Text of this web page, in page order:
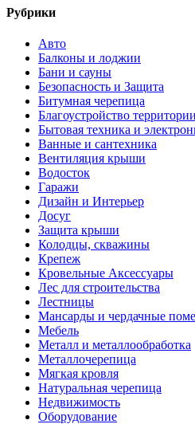
Рубрики
Авто
Балконы и лоджии
Бани и сауны
Безопасность и Защита
Битумная черепица
Благоустройство
Бытовая техника и
Ванные и сантехника
Вентиляция крыши
Водосток
Гаражи
Дизайн и Интерьер
Досуг
Защита крыши
Колодцы, скважины
Крепеж
Кровельные Аксессуары
Лес для строительства
Лестницы
Мансарды и чердачные
Мебель
Металл и металлообработка
Металлочерепица
Мягкая кровля
Натуральная черепица
Недвижимость
Оборудование